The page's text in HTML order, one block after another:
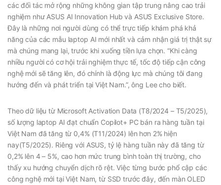
các đối tác mở rộng những không gian tập trung nâng cao trải
nghiệm như ASUS AI Innovation Hub và ASUS Exclusive Store.
Đây là những nơi người dùng có thể trực tiếp khám phá khả
năng của các mẫu laptop AI mới nhất và cảm nhận giá trị thật sự
mà chúng mang lại, trước khi xuống tiền lựa chọn. “Khi càng
nhiều người có cơ hội trải nghiệm thực tế, tốc độ tiếp cận công
nghệ mới sẽ tăng lên, đó chính là động lực mà chúng tôi đang
hướng đến và phát triển tại Việt Nam.”, ông Lee cho biết.
Theo dữ liệu từ Microsoft Activation Data (T8/2024 – T5/2025),
số lượng laptop AI đạt chuẩn Copilot+ PC bán ra hàng tuần tại
Việt Nam đã tăng từ 0,4% (T11/2024) lên hơn 2% hiện
nay(T5/2025). Riêng với ASUS, tỷ lệ hàng tuần này đã tăng từ
0,2% lên 4 – 5%, cao hơn mức trung bình toàn thị trường, cho
thấy xu hướng chuyển dịch rõ rệt. Việc từng bước phổ cập các
công nghệ mới tại Việt Nam, từ SSD trước đây, đến màn OLED